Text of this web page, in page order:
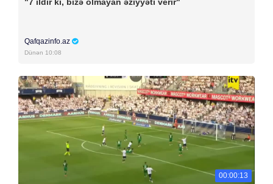
Qafqazinfo.az
Dünən 10:08
00:00:13